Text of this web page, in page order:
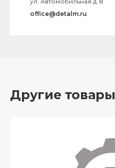
office@detalm.ru
Другие товары